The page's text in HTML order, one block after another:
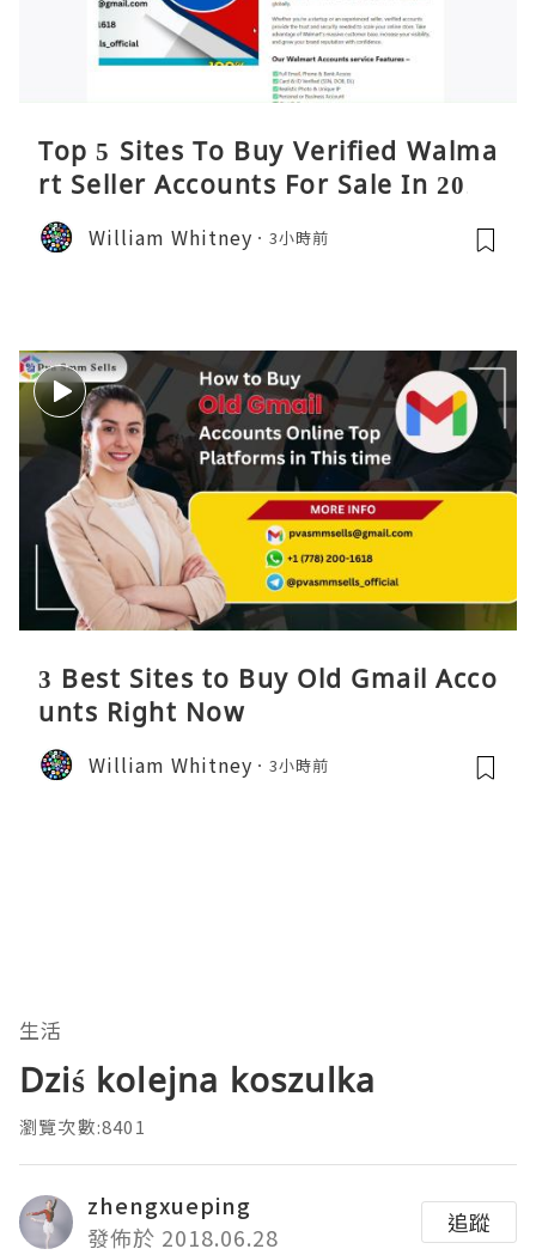
Top 5 Sites To Buy Verified Walma
rt Seller Accounts For Sale In 2026
William Whitney 3小時前
3 Best Sites to Buy Old Gmail Acco
unts Right Now
William Whitney 3小時前
生活
Dziś kolejna koszulka
瀏覽次數:8401
zhengxueping
發佈於 2018.06.28
追蹤